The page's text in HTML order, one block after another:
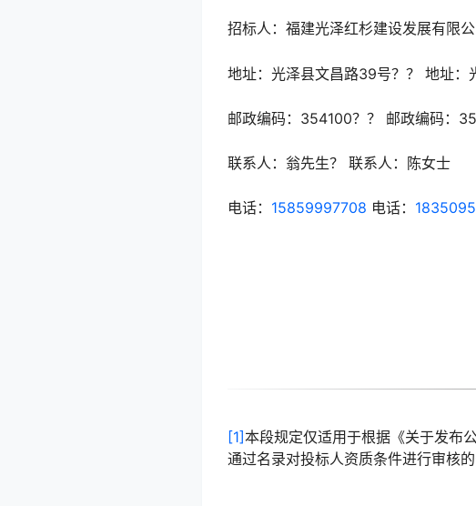
招标人： 福建光泽红杉建设发展有限
地址： 光泽县文昌路39号？？ 地址：
邮政编码： 354100？？ 邮政编码：
联系人： 翁先生？ 联系人： 陈女士
电话： 15859997708 电话：
[1]本段规定仅适用于根据《关于发布
通过名录对投标人资质条件进行审核的